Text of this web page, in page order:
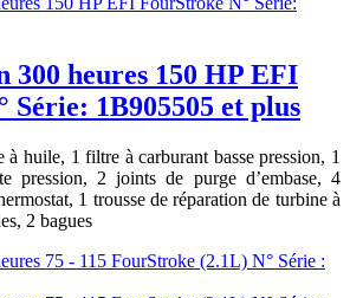
heures 150 HP EFI
Série: 1B905505 et plus
huile, 1 filtre à carburant basse pression, 1
pression, 2 joints de purge d’embase, 4
1 trousse de réparation de turbine à
2 bagues